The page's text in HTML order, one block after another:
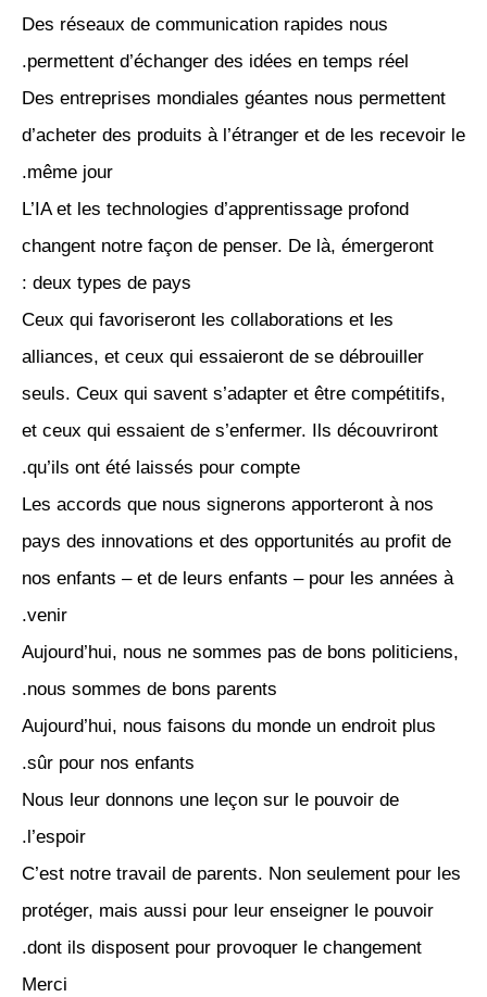
Des réseaux de communication rapides nous
permettent d’échanger des idées en temps réel.
Des entreprises mondiales géantes nous permettent
d’acheter des produits à l’étranger et de les recevoir le
même jour.
L’IA et les technologies d’apprentissage profond
changent notre façon de penser. De là, émergeront
deux types de pays :
Ceux qui favoriseront les collaborations et les
alliances, et ceux qui essaieront de se débrouiller
seuls. Ceux qui savent s’adapter et être compétitifs,
et ceux qui essaient de s’enfermer. Ils découvriront
qu’ils ont été laissés pour compte.
Les accords que nous signerons apporteront à nos
pays des innovations et des opportunités au profit de
nos enfants – et de leurs enfants – pour les années à
venir.
Aujourd’hui, nous ne sommes pas de bons politiciens,
nous sommes de bons parents.
Aujourd’hui, nous faisons du monde un endroit plus
sûr pour nos enfants.
Nous leur donnons une leçon sur le pouvoir de
l’espoir.
C’est notre travail de parents. Non seulement pour les
protéger, mais aussi pour leur enseigner le pouvoir
dont ils disposent pour provoquer le changement.
Merci